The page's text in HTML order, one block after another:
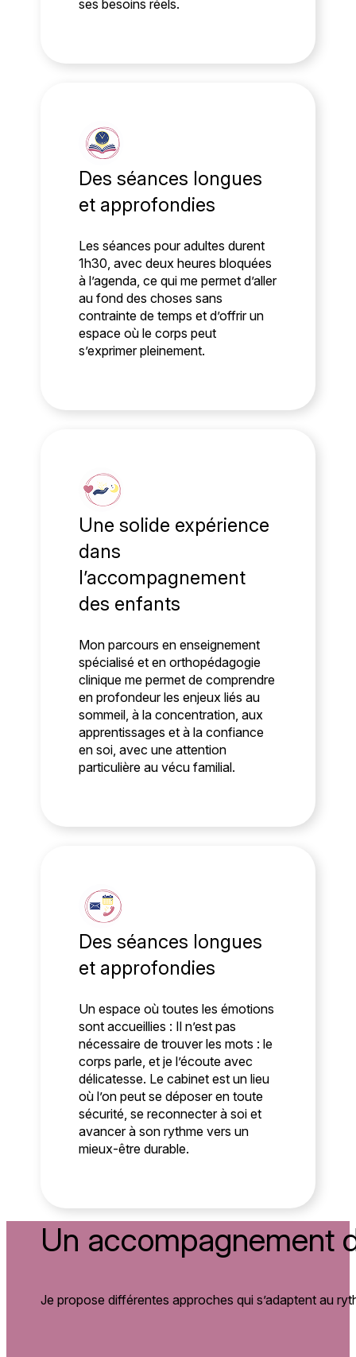
ses besoins réels.
Des séances longues
et approfondies
Les séances pour adultes durent
1h30, avec deux heures bloquées
à l’agenda, ce qui me permet d’aller
au fond des choses sans
contrainte de temps et d’offrir un
espace où le corps peut
s’exprimer pleinement.
Une solide expérience
dans
l’accompagnement
des enfants
Mon parcours en enseignement
spécialisé et en orthopédagogie
clinique me permet de comprendre
en profondeur les enjeux liés au
sommeil, à la concentration, aux
apprentissages et à la confiance
en soi, avec une attention
particulière au vécu familial.
Des séances longues
et approfondies
Un espace où toutes les émotions
sont accueillies : Il n’est pas
nécessaire de trouver les mots : le
corps parle, et je l’écoute avec
délicatesse. Le cabinet est un lieu
où l’on peut se déposer en toute
sécurité, se reconnecter à soi et
avancer à son rythme vers un
mieux-être durable.
Un accompagnement
Je propose différentes approches qui s’adaptent au